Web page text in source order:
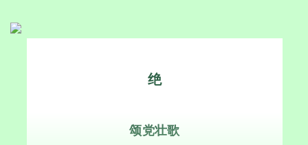
绝
颂党壮歌